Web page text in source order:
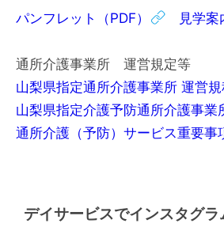
パンフレット（PDF） 見学案
通所介護事業所 運営規定等
山梨県指定通所介護事業所 運営規
山梨県指定介護予防通所介護事業
通所介護（予防）サービス重要事
デイサービスでインスタグラ